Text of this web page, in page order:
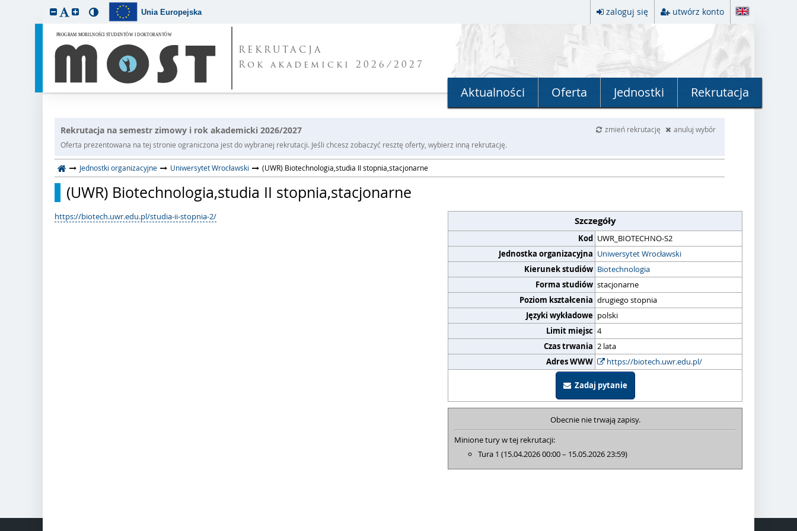
Unia Europejska zaloguj się utwórz konto
REKRUTACJA
Rok akademicki 2026/2027
Aktualności Oferta Jednostki Rekrutacja
Rekrutacja na semestr zimowy i rok akademicki 2026/2027 zmień rekrutację
anuluj wybór
Oferta prezentowana na tej stronie ograniczona jest do wybranej rekrutacji. Jeśli chcesz zobaczyć resztę oferty, wybierz inną rekrutację.
Jednostki organizacyjne Uniwersytet Wrocławski (UWR) Biotechnologia,studia II stopnia,stacjonarne
(UWR) Biotechnologia,studia II stopnia,stacjonarne
Szczegóły
Kod UWR_BIOTECHNO-S2
Jednostka organizacyjna Uniwersytet Wrocławski
Kierunek studiów Biotechnologia
Forma studiów stacjonarne
Poziom kształcenia drugiego stopnia
Języki wykładowe polski
Limit miejsc 4
Czas trwania 2 lata
Adres WWW
https://biotech.uwr.edu.pl/
Zadaj pytanie
Obecnie nie trwają zapisy.
Minione tury w tej rekrutacji:
Tura 1 (15.04.2026 00:00 – 15.05.2026 23:59)
https://biotech.uwr.edu.pl/studia-ii-stopnia-2/